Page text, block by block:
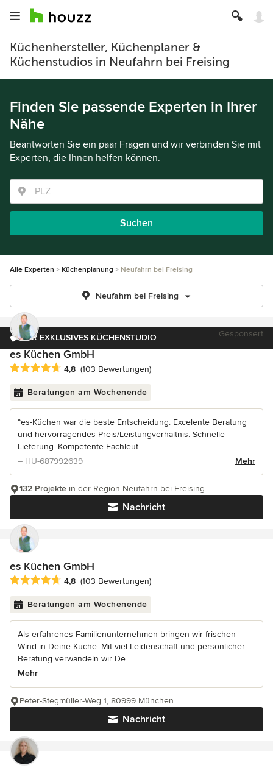
Küchenhersteller, Küchenplaner &
Küchenstudios in Neufahrn bei Freising
Finden Sie passende Experten in Ihrer
Nähe
Beantworten Sie ein paar Fragen und wir verbinden Sie mit
Experten, die Ihnen helfen können.
Suchen
Alle Experten Küchenplanung Neufahrn bei Freising
Neufahrn bei Freising
IHR EXKLUSIVES KÜCHENSTUDIO Gesponsert
es Küchen GmbH
Durchschnittliche Bewertung: 4.8 von 5 Sternen
4,8 (103 Bewertungen)
Beratungen am Wochenende
“es-Küchen war die beste Entscheidung. Excelente Beratung
und hervorragendes Preis/Leistungverhältnis. Schnelle
Lieferung. Kompetente Fachleut...
– HU-687992639
Mehr
Nachricht
132 Projekte in der Region Neufahrn bei Freising
es Küchen GmbH
Durchschnittliche Bewertung: 4.8 von 5 Sternen
4,8 (103 Bewertungen)
Beratungen am Wochenende
Als erfahrenes Familienunternehmen bringen wir frischen
Wind in Deine Küche. Mit viel Leidenschaft und persönlicher
Beratung verwandeln wir De...
Mehr
Nachricht
Peter-Stegmüller-Weg 1, 80999 München